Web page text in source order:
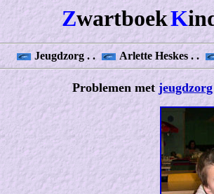
ZwartboekK
Jeugdzorg . . Arlette Heskes . .
Problemen met jeugdzorg